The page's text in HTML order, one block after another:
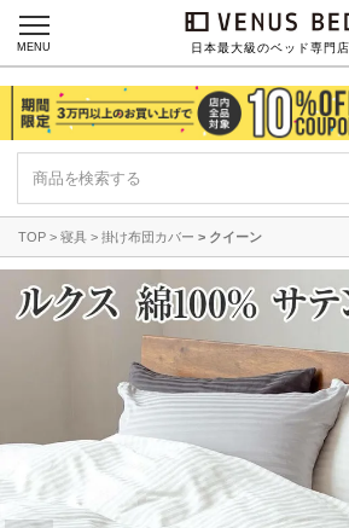
日本最大級のベッド専門店
MENU
TOP 寝具 掛け布団カバー クイーン